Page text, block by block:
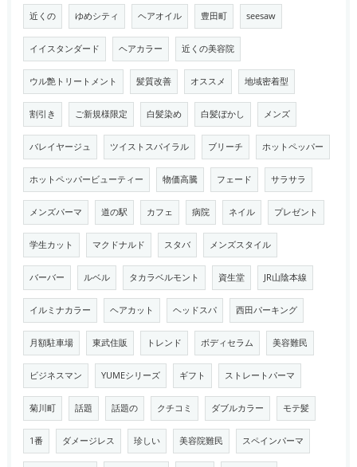
近くの ゆめシティ ヘアオイル 豊田町 seesaw
イイスタンダード ヘアカラー 近くの美容院
ウル艶トリートメント 髪質改善 オススメ 地域密着型
割引き ご新規様限定 白髪染め 白髪ぼかし メンズ
バレイヤージュ ツイストスパイラル ブリーチ ホットペッパー
ホットペッパービューティー 物価高騰 フェード サラサラ
メンズパーマ 道の駅 カフェ 病院 ネイル プレゼント
学生カット マクドナルド スタバ メンズスタイル
バーバー ルベル タカラベルモント 資生堂 JR山陰本線
イルミナカラー ヘアカット ヘッドスパ 西田パーキング
月額駐車場 東武住販 トレンド ボディセラム 美容難民
ビジネスマン YUMEシリーズ ギフト ストレートパーマ
菊川町 話題 話題の クチコミ ダブルカラー モテ髪
1番 ダメージレス 珍しい 美容院難民 スペインパーマ